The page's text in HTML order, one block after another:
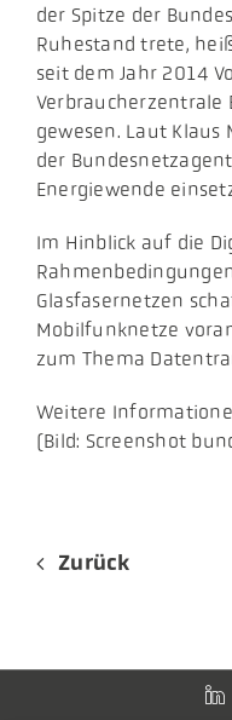
der Spitze der
Ruhestand trete,
seit dem Jahr 2014
Verbraucherzentrale
gewesen. Laut Klaus
der
Energiewende
Im Hinblick auf die
Glasfasernetzen
Mobilfunknetze
zum Thema
Weitere
(Bild: Screenshot
Zurück